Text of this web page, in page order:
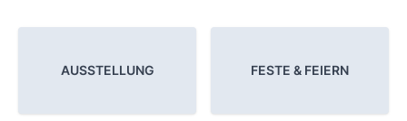
AUSSTELLUNG FESTE & FEIERN